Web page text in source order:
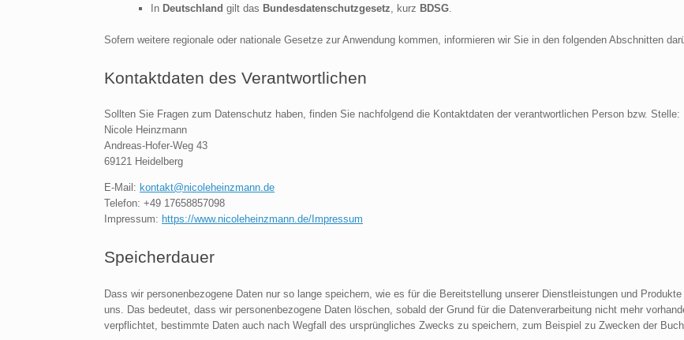
In Deutschland gilt das Bundesdatenschutzgesetz, kurz BDSG.
Sofern weitere regionale oder nationale Gesetze zur Anwendung kommen, informieren wir Sie in den folgenden Abschnitten
Kontaktdaten des Verantwortlichen
Sollten Sie Fragen zum Datenschutz haben, finden Sie nachfolgend die Kontaktdaten der verantwortlichen Person bzw. Stelle:
Nicole Heinzmann
Andreas-Hofer-Weg 43
69121 Heidelberg
E-Mail: kontakt@nicoleheinzmann.de
Telefon: +49 17658857098
Impressum: https://www.nicoleheinzmann.de/Impressum
Speicherdauer
Dass wir personenbezogene Daten nur so lange speichern, wie es für die Bereitstellung unserer Dienstleistungen und
uns. Das bedeutet, dass wir personenbezogene Daten löschen, sobald der Grund für die Datenverarbeitung nicht mehr
verpflichtet, bestimmte Daten auch nach Wegfall des ursprüngliches Zwecks zu speichern, zum Beispiel zu Zwecken der